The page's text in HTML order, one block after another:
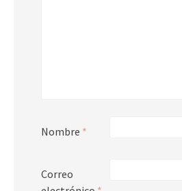
Nombre *
Correo